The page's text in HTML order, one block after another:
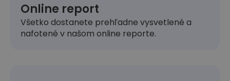
Online report
Všetko dostanete prehľadne vysvetlené a
nafotené v našom online reporte.